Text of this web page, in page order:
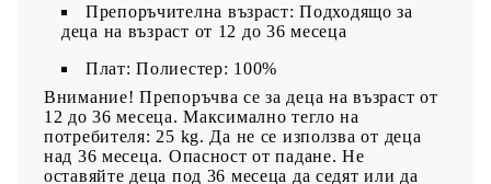
Препоръчителна възраст: Подходящо за
деца на възраст от 12 до 36 месеца
Плат: Полиестер: 100%
Внимание! Препоръчва се за деца на възраст от
12 до 36 месеца. Максимално тегло на
потребителя: 25 kg. Да не се използва от деца
над 36 месеца. Опасност от падане. Не
оставяйте деца под 36 месеца да седят или да